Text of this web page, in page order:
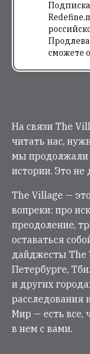
сможете
На связи The
читать нас,
мы продолжали
истории. Это не
The Village —
вопреки: про
преодоление,
оставаться
дайджесты The
Петербурге,
и других
расследования
Мир — есть все,
в нем с вами.